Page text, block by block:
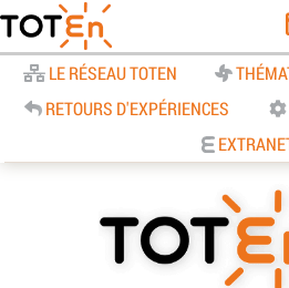
LE RÉSEAU TOTEN
RETOURS D'EXPÉRIENCES